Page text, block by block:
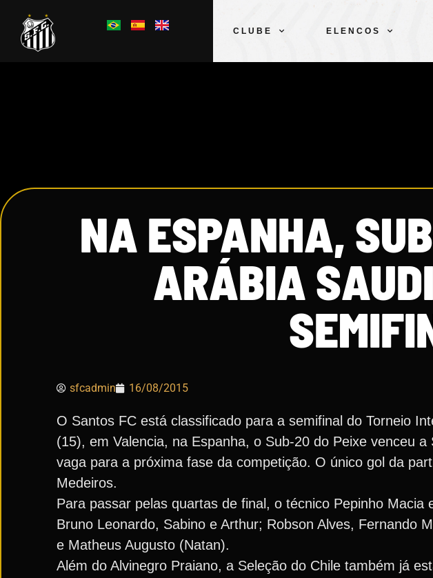
CLUBE ELENCOS
NA ESPANHA,
ARÁBIA
sfcadmin 16/08/2015
O Santos FC está classificado para a semifinal do Torneio
(15), em Valencia, na Espanha, o Sub-20 do Peixe venceu
vaga para a próxima fase da competição. O único gol da
Medeiros.
Para passar pelas quartas de final, o técnico Pepinho
Bruno Leonardo, Sabino e Arthur; Robson Alves, Fernando
e Matheus Augusto (Natan).
Além do Alvinegro Praiano, a Seleção do Chile também já